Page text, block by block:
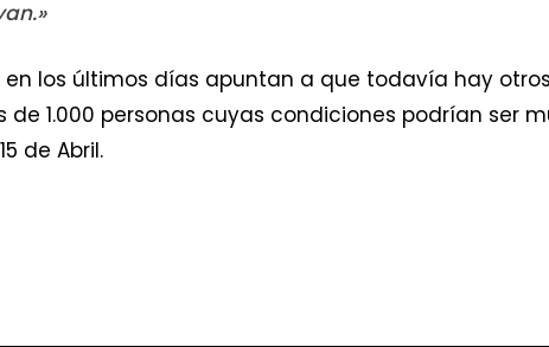
en los últimos días apuntan a que todavía hay otros
1.000 personas cuyas condiciones podrían ser
de Abril.